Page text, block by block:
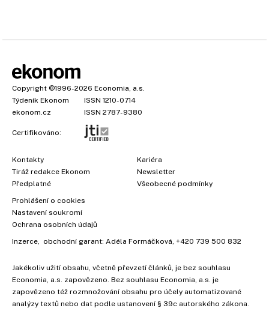
Copyright ©1996-2026 Economia, a.s.
Týdeník Ekonom
ISSN 1210-0714
ekonom.cz
ISSN 2787-9380
Certifikováno:
Kontakty
Tiráž redakce Ekonom
Předplatné
Kariéra
Newsletter
Všeobecné podmínky
Prohlášení o cookies
Nastavení soukromí
Ochrana osobních údajů
Inzerce, obchodní garant: Adéla Formáčková, +420 739 500 832
Jakékoliv užití obsahu, včetně převzetí článků, je bez souhlasu
Economia, a.s. zapovězeno. Bez souhlasu Economia, a.s. je
zapovězeno též rozmnožování obsahu pro účely automatizované
analýzy textů nebo dat podle ustanovení § 39c autorského zákona.
39 kč za měsíc!
Koupit